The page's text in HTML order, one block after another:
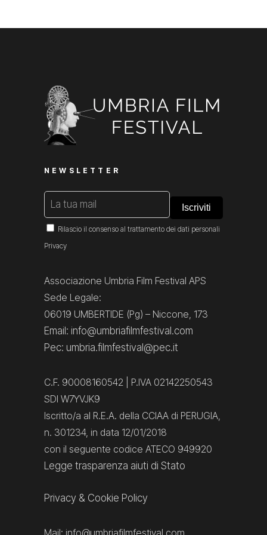
NEWSLETTER
Rilascio il consenso al trattamento dei dati personali
Privacy
Associazione Umbria Film Festival APS
Sede Legale:
06019 UMBERTIDE (Pg) – Niccone, 173
Email: info@umbriafilmfestival.com
Pec: umbria.filmfestival@pec.it
C.F. 90008160542 | P.IVA 02142250543
SDI W7YVJK9
Iscritto/a al R.E.A. della CCIAA di PERUGIA,
n. 301234, in data 12/01/2018
con il seguente codice ATECO 949920
Legge trasparenza aiuti di Stato
Privacy & Cookie Policy